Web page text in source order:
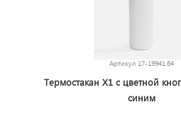
Артикул 17-19941.64
Термостакан X1 с цветной
синим